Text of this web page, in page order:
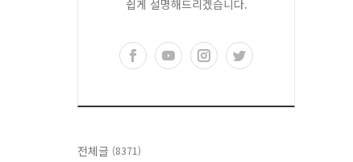
쉽게 설명해드리겠습니다.
전체글 (8371)